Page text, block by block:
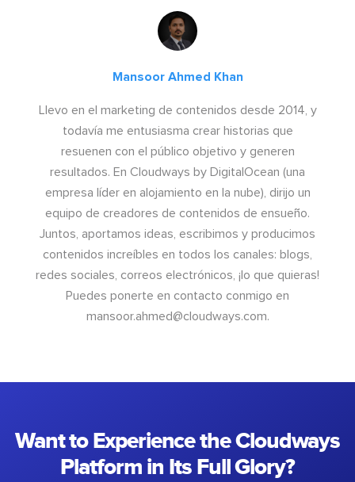
Mansoor Ahmed Khan
Llevo en el marketing de contenidos desde 2014, y
todavía me entusiasma crear historias que
resuenen con el público objetivo y generen
resultados. En Cloudways by DigitalOcean (una
empresa líder en alojamiento en la nube), dirijo un
equipo de creadores de contenidos de ensueño.
Juntos, aportamos ideas, escribimos y producimos
contenidos increíbles en todos los canales: blogs,
redes sociales, correos electrónicos, ¡lo que quieras!
Puedes ponerte en contacto conmigo en
mansoor.ahmed@cloudways.com.
Want to Experience the Cloudways
Platform in Its Full Glory?